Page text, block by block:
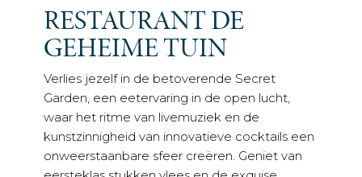
RESTAURANT DE
GEHEIME TUIN
Verlies jezelf in de betoverende Secret
Garden, een eetervaring in de open lucht,
waar het ritme van livemuziek en de
kunstzinnigheid van innovatieve cocktails een
onweerstaanbare sfeer creëren. Geniet van